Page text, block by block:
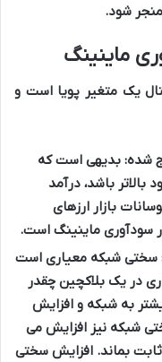
شود.
ماینینگ
یک متغیر پویا است و
شده: بدیهی است که
باشد، درآمد
بازار ارزهای
سودآوری ماینینگ است.
سختی شبکه معیاری است
در یک بلاکچین چقدر
به شبکه و افزایش
شبکه نیز افزایش می
بماند. افزایش سختی